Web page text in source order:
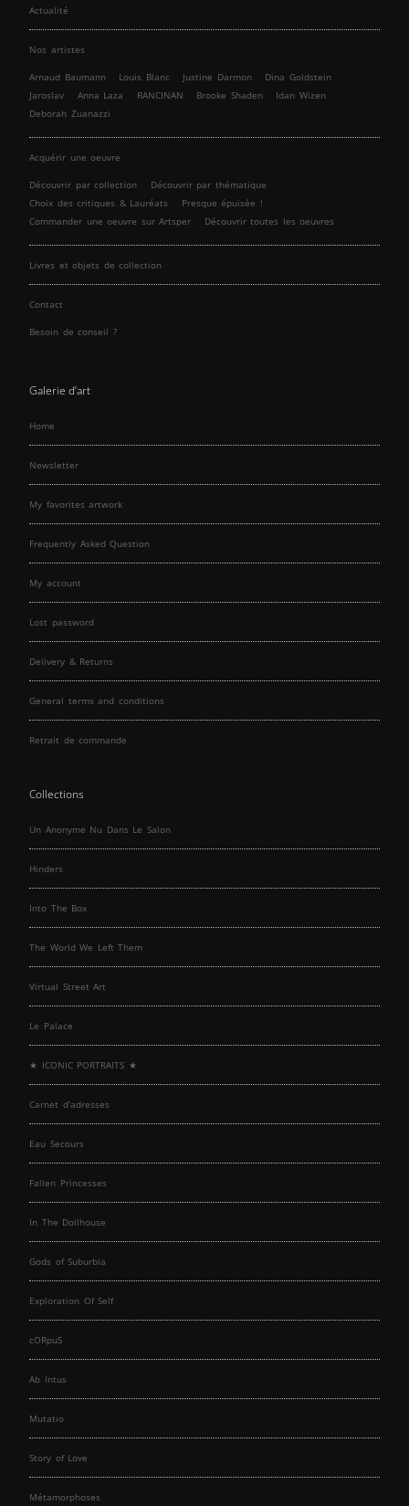
Actualité
Nos artistes
Arnaud Baumann Louis Blanc Justine Darmon
Dina Goldstein
Jaroslav
Anna Laza RANCINAN Brooke Shaden
Idan Wizen
Deborah Zuanazzi
Acquérir une oeuvre
Découvrir par collection
Découvrir par thématique
Choix des critiques & Lauréats
Presque épuisée !
Commander une oeuvre sur Artsper
Découvrir toutes les oeuvres
Livres et objets de collection
Contact
Besoin de conseil ?
Galerie d’art
Home
Newsletter
My favorites artwork
Frequently Asked Question
My account
Lost password
Delivery & Returns
General terms and conditions
Retrait de commande
Collections
Un Anonyme Nu Dans Le Salon
Hinders
Into The Box
The World We Left Them
Virtual Street Art
Le Palace
★ ICONIC PORTRAITS ★
Carnet d’adresses
Eau Secours
Fallen Princesses
In The Dollhouse
Gods of Suburbia
Exploration Of Self
cORpuS
Ab Intus
Mutatio
Story of Love
Métamorphoses